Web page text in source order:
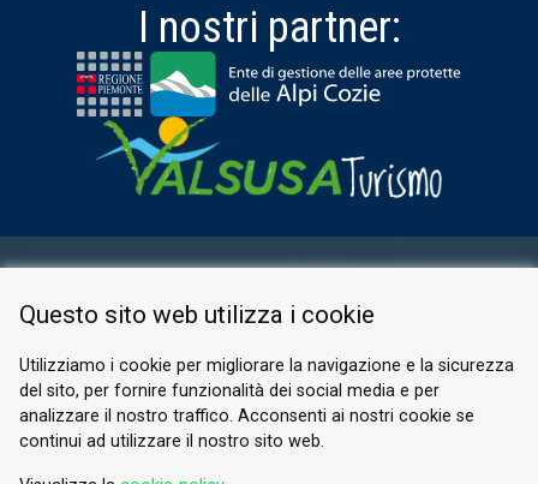
I nostri partner:
PRIVACY POLICY
© 2026 Valle di Susa
Tesori di Arte e Cultura Alpina
Tel.
Questo sito web utilizza i cookie
Utilizziamo i cookie per migliorare la navigazione e la sicurezza
del sito, per fornire funzionalità dei social media e per
analizzare il nostro traffico. Acconsenti ai nostri cookie se
continui ad utilizzare il nostro sito web.